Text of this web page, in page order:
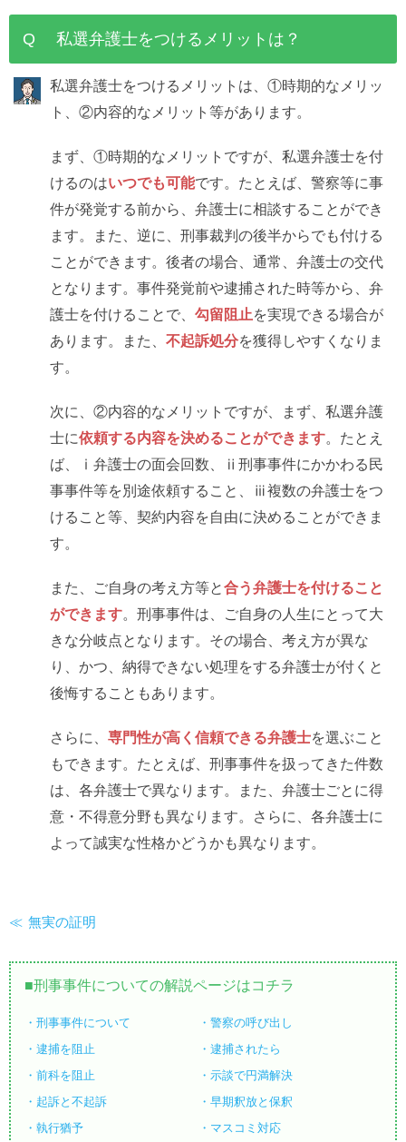
Q 私選弁護士をつけるメリットは？
私選弁護士をつけるメリットは、①時期的なメリッ
ト、②内容的なメリット等があります。
まず、①時期的なメリットですが、私選弁護士を付
けるのはいつでも可能です。たとえば、警察等に事
件が発覚する前から、弁護士に相談することができ
ます。また、逆に、刑事裁判の後半からでも付ける
ことができます。後者の場合、通常、弁護士の交代
となります。事件発覚前や逮捕された時等から、弁
護士を付けることで、 勾留阻止を実現できる場合が
あります。また、 不起訴処分を獲得しやすくなりま
す。
次に、②内容的なメリットですが、まず、私選弁護
士に依頼する内容を決めることができます。たとえ
ば、ⅰ弁護士の面会回数、ⅱ刑事事件にかかわる民
事事件等を別途依頼すること、ⅲ複数の弁護士をつ
けること等、契約内容を自由に決めることができま
す。
また、ご自身の考え方等と合う弁護士を付けること
ができます。刑事事件は、ご自身の人生にとって大
きな分岐点となります。その場合、考え方が異な
り、かつ、納得できない処理をする弁護士が付くと
後悔することもあります。
さらに、 専門性が高く信頼できる弁護士を選ぶこと
もできます。たとえば、刑事事件を扱ってきた件数
は、各弁護士で異なります。また、弁護士ごとに得
意・不得意分野も異なります。さらに、各弁護士に
よって誠実な性格かどうかも異なります。
無実の証明
刑事事件についての解説ページはコチラ
刑事事件について
警察の呼び出し
逮捕を阻止
逮捕されたら
前科を阻止
示談で円満解決
起訴と不起訴
早期釈放と保釈
執行猶予
マスコミ対応